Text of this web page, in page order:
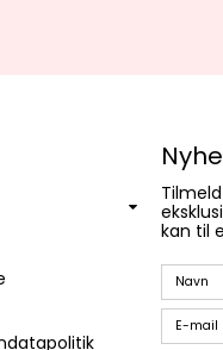
kan til